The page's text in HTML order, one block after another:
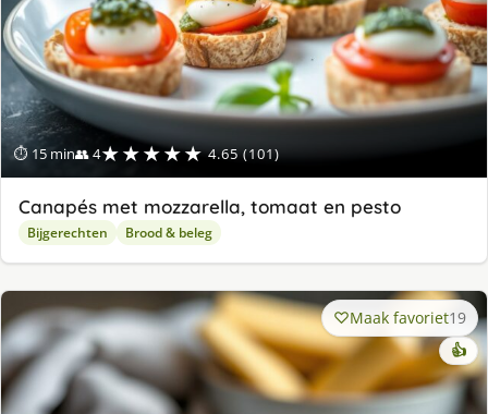
⏱ 15 min👥 4★★★★★ 4.65 (101)
Canapés met mozzarella, tomaat en pesto
Bijgerechten Brood & beleg
Maak favoriet19
👍